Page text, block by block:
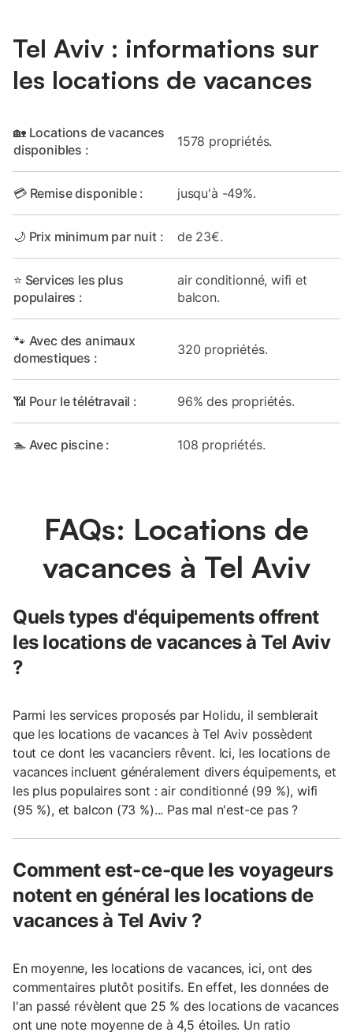
Tel Aviv : informations sur
les locations de vacances
🏡 Locations de vacances
disponibles :
1578 propriétés.
💳 Remise disponible : jusqu'à -49%.
🌙 Prix minimum par nuit : de 23€.
⭐ Services les plus
populaires :
air conditionné, wifi et
balcon.
🐾 Avec des animaux
domestiques :
320 propriétés.
📶 Pour le télétravail : 96% des propriétés.
🏊 Avec piscine : 108 propriétés.
FAQs: Locations de
vacances à Tel Aviv
Quels types d'équipements offrent
les locations de vacances à Tel Aviv
?
Parmi les services proposés par Holidu, il semblerait
que les locations de vacances à Tel Aviv possèdent
tout ce dont les vacanciers rêvent. Ici, les locations de
vacances incluent généralement divers équipements, et
les plus populaires sont : air conditionné (99 %), wifi
(95 %), et balcon (73 %)... Pas mal n'est-ce pas ?
Comment est-ce-que les voyageurs
notent en général les locations de
vacances à Tel Aviv ?
En moyenne, les locations de vacances, ici, ont des
commentaires plutôt positifs. En effet, les données de
l'an passé révèlent que 25 % des locations de vacances
ont une note moyenne de à 4,5 étoiles. Un ratio